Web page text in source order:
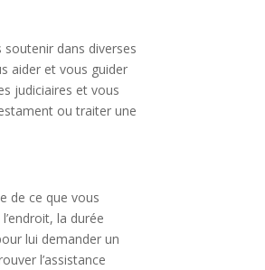
soutenir dans diverses
aider et vous guider
judiciaires et vous
ou traiter une
de ce que vous
la durée
lui demander un
l’assistance